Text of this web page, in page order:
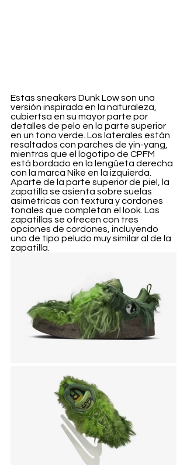
Estas sneakers Dunk Low son una
versión inspirada en la naturaleza,
cubiertsa en su mayor parte por
detalles de pelo en la parte superior
en un tono verde. Los laterales están
resaltados con parches de yin-yang,
mientras que el logotipo de CPFM
está bordado en la lengüeta derecha
con la marca Nike en la izquierda.
Aparte de la parte superior de piel, la
zapatilla se asienta sobre suelas
asimétricas con textura y cordones
tonales que completan el look. Las
zapatillas se ofrecen con tres
opciones de cordones, incluyendo
uno de tipo peludo muy similar al de la
zapatilla.